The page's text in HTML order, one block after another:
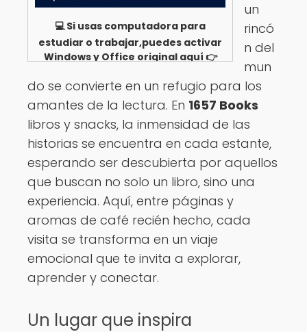
💻 Si usas computadora para
estudiar o trabajar,puedes activar
Windows y Office original aquí 👉
un
rincó
n del
mun
do se convierte en un refugio para los
amantes de la lectura. En 1657 Books
libros y snacks, la inmensidad de las
historias se encuentra en cada estante,
esperando ser descubierta por aquellos
que buscan no solo un libro, sino una
experiencia. Aquí, entre páginas y
aromas de café recién hecho, cada
visita se transforma en un viaje
emocional que te invita a explorar,
aprender y conectar.
Un lugar que inspira